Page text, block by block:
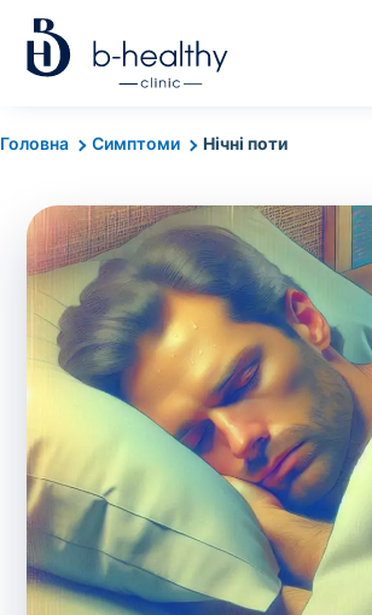
Головна Симптоми Нічні поти
Аналізи
Вартість забору крові - 50 грн
Вартість забору біоматеріалу
35 грн
Всього: 0
Попередній запис на
потрібний. Виняток
зіскрібки. Взяття
виконує лікар – необхідий